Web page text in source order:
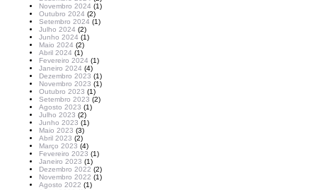
Novembro 2024 (1)
Outubro 2024 (2)
Setembro 2024 (1)
Julho 2024 (2)
Junho 2024 (1)
Maio 2024 (2)
Abril 2024 (1)
Fevereiro 2024 (1)
Janeiro 2024 (4)
Dezembro 2023 (1)
Novembro 2023 (1)
Outubro 2023 (1)
Setembro 2023 (2)
Agosto 2023 (1)
Julho 2023 (2)
Junho 2023 (1)
Maio 2023 (3)
Abril 2023 (2)
Março 2023 (4)
Fevereiro 2023 (1)
Janeiro 2023 (1)
Dezembro 2022 (2)
Novembro 2022 (1)
Agosto 2022 (1)